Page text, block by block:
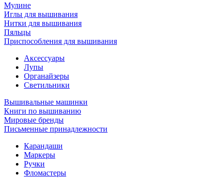
Мулине
Иглы для вышивания
Нитки для вышивания
Пяльцы
Приспособления для вышивания
Аксессуары
Лупы
Органайзеры
Светильники
Вышивальные машинки
Книги по вышиванию
Мировые бренды
Письменные принадлежности
Карандаши
Маркеры
Ручки
Фломастеры